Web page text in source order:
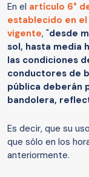
En el artículo 6°
establecido en
vigente, "desde
sol, hasta media
las condiciones
conductores de
pública deberán
bandolera,
Es decir, que su
que sólo en los
anteriormente.